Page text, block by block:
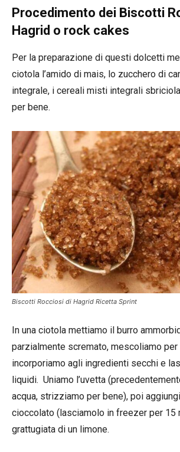
Procedimento dei Biscotti
Hagrid o rock cakes
Per la preparazione di questi dolcetti
ciotola l’amido di mais, lo zucchero di
integrale, i cereali misti integrali
per bene.
Biscotti Rocciosi di Hagrid Ricetta Sprint
In una ciotola mettiamo il burro
parzialmente scremato, mescoliamo per
incorporiamo agli ingredienti secchi e
liquidi. Uniamo l’uvetta
acqua, strizziamo per bene), poi
cioccolato (lasciamolo in freezer per 15
grattugiata di un limone.